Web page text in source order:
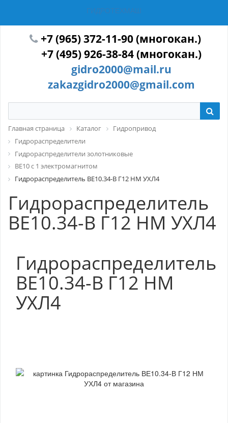
ГИДРОТЕХМАШ
+7 (965) 372-11-90 (многокан.)
+7 (495) 926-38-84 (многокан.)
gidro2000@mail.ru
zakazgidro2000@gmail.com
Главная страница Каталог
Гидропривод
Гидрораспределители
Гидрораспределители золотниковые
ВЕ10 с 1 электромагнитом
Гидрораспределитель ВЕ10.34-В Г12 НМ УХЛ4
Гидрораспределитель
ВЕ10.34-В Г12 НМ УХЛ4
Гидрораспределитель
ВЕ10.34-В Г12 НМ
УХЛ4